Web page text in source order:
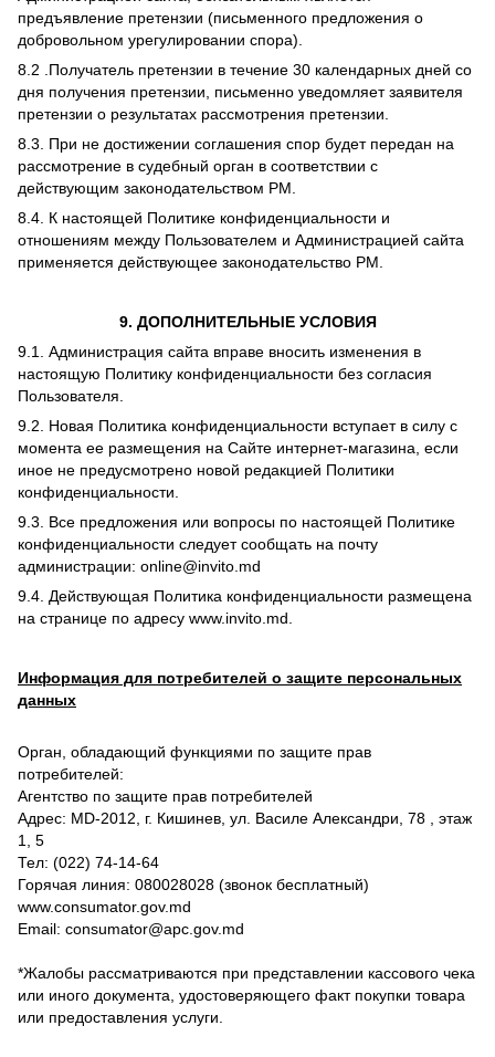
предъявление претензии (письменного предложения о
добровольном урегулировании спора).
8.2 .Получатель претензии в течение 30 календарных дней со
дня получения претензии, письменно уведомляет заявителя
претензии о результатах рассмотрения претензии.
8.3. При не достижении соглашения спор будет передан на
рассмотрение в судебный орган в соответствии с
действующим законодательством РМ.
8.4. К настоящей Политике конфиденциальности и
отношениям между Пользователем и Администрацией сайта
применяется действующее законодательство РМ.
9. ДОПОЛНИТЕЛЬНЫЕ УСЛОВИЯ
9.1. Администрация сайта вправе вносить изменения в
настоящую Политику конфиденциальности без согласия
Пользователя.
9.2. Новая Политика конфиденциальности вступает в силу с
момента ее размещения на Сайте интернет-магазина, если
иное не предусмотрено новой редакцией Политики
конфиденциальности.
9.3. Все предложения или вопросы по настоящей Политике
конфиденциальности следует сообщать на почту
администрации: online@invito.md
9.4. Действующая Политика конфиденциальности размещена
на странице по адресу www.invito.md.
Информация для потребителей о защите персональных
данных
Орган, обладающий функциями по защите прав
потребителей:
Агентство по защите прав потребителей
Адрес: MD-2012, г. Кишинев, ул. Василе Александри, 78 , этаж
1, 5
Тел: (022) 74-14-64
Горячая линия: 080028028 (звонок бесплатный)
www.consumator.gov.md
Email: consumator@apc.gov.md
*Жалобы рассматриваются при представлении кассового чека
или иного документа, удостоверяющего факт покупки товара
или предоставления услуги.